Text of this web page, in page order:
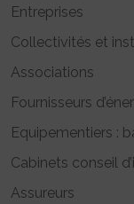
Entreprises
Collectivités et
Associations
Fournisseurs
Equipementiers :
Cabinets conseil
Assureurs